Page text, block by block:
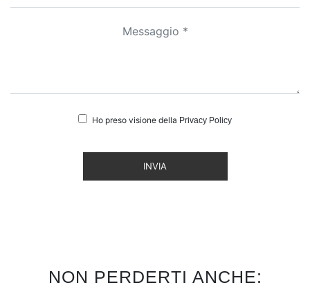
Ho preso visione della Privacy Policy
INVIA
NON PERDERTI ANCHE: